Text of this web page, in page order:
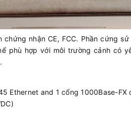
chứng nhận CE, FCC. Phần cứng
phù hợp với môi trường cảnh có
Ethernet and 1 cổng 1000Base-FX